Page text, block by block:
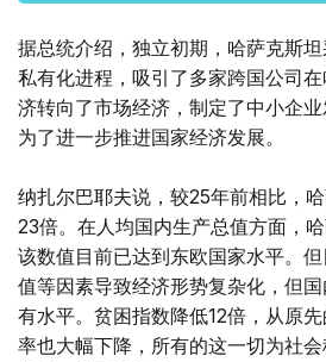
据总统介绍，独立初期，哈萨克斯
私有化进程，吸引了多家跨国公司
济转向了市场经济，制定了中小企
为了进一步推进国家经济发展。
纳扎尔巴耶夫说，较25年前相比，
23倍。在人均国内生产总值方面，
该数值目前已达到东欧国家水平。
值等因素导致经济形势复杂化，但
有水平。贫困指数降低12倍，从原
率也大幅下降，所有的这一切为社